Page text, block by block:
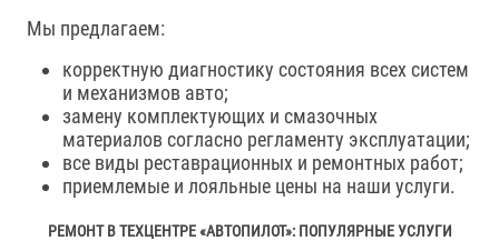
Мы предлагаем:
корректную диагностику состояния всех систем
и механизмов авто;
замену комплектующих и смазочных
материалов согласно регламенту эксплуатации;
все виды реставрационных и ремонтных работ;
приемлемые и лояльные цены на наши услуги.
РЕМОНТ В ТЕХЦЕНТРЕ «АВТОПИЛОТ»: ПОПУЛЯРНЫЕ УСЛУГИ